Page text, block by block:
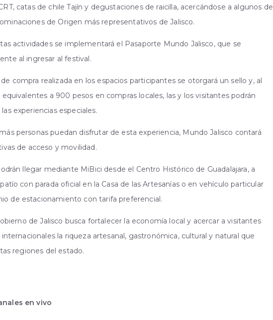
catas de chile Tajín y degustaciones de raicilla, acercándose a algunos de
de Origen más representativos de Jalisco.
actividades se implementará el Pasaporte Mundo Jalisco, que se
al ingresar al festival.
compra realizada en los espacios participantes se otorgará un sello y, al
a 900 pesos en compras locales, las y los visitantes podrán
experiencias especiales.
personas puedan disfrutar de esta experiencia, Mundo Jalisco contará
de acceso y movilidad.
llegar mediante MiBici desde el Centro Histórico de Guadalajara, a
con parada oficial en la Casa de las Artesanías o en vehículo particular
de estacionamiento con tarifa preferencial.
de Jalisco busca fortalecer la economía local y acercar a visitantes
internacionales la riqueza artesanal, gastronómica, cultural y natural que
regiones del estado.
en vivo